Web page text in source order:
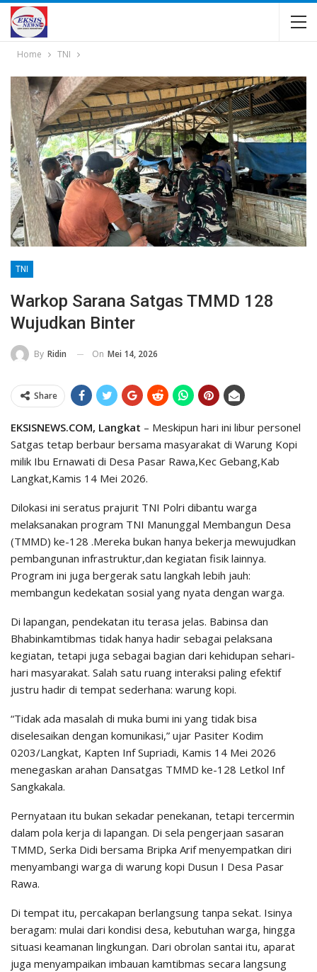
Home TNI
TNI
Warkop Sarana Satgas TMMD 128
Wujudkan Binter
By Ridin On Mei 14, 2026
Share
EKSISNEWS.COM, Langkat – Meskipun hari ini libur personel
Satgas tetap berbaur bersama masyarakat di Warung Kopi
milik Ibu Ernawati di Desa Pasar Rawa,Kec Gebang,Kab
Langkat,Kamis 14 Mei 2026.
Dilokasi ini seratus prajurit TNI Polri dibantu warga
melaksanakan program TNI Manunggal Membangun Desa
(TMMD) ke-128 .Mereka bukan hanya bekerja mewujudkan
pembangunan infrastruktur,dan kegiatan fisik lainnya.
Program ini juga bergerak satu langkah lebih jauh:
membangun kedekatan sosial yang nyata dengan warga.
Di lapangan, pendekatan itu terasa jelas. Babinsa dan
Bhabinkamtibmas tidak hanya hadir sebagai pelaksana
kegiatan, tetapi juga sebagai bagian dari kehidupan sehari-
hari masyarakat. Salah satu ruang interaksi paling efektif
justru hadir di tempat sederhana: warung kopi.
“Tidak ada masalah di muka bumi ini yang tidak bisa
diselesaikan dengan komunikasi,” ujar Pasiter Kodim
0203/Langkat, Kapten Inf Supriadi, Kamis 14 Mei 2026
menegaskan arahan Dansatgas TMMD ke-128 Letkol Inf
Sangkakala.
Pernyataan itu bukan sekadar penekanan, tetapi tercermin
dalam pola kerja di lapangan. Di sela pengerjaan sasaran
TMMD, Serka Didi bersama Bripka Arif menyempatkan diri
menyambangi warga di warung kopi Dusun I Desa Pasar
Rawa.
Di tempat itu, percakapan berlangsung tanpa sekat. Isinya
beragam: mulai dari kondisi desa, kebutuhan warga, hingga
situasi keamanan lingkungan. Dari obrolan santai itu, aparat
juga menyampaikan imbauan kamtibmas secara langsung